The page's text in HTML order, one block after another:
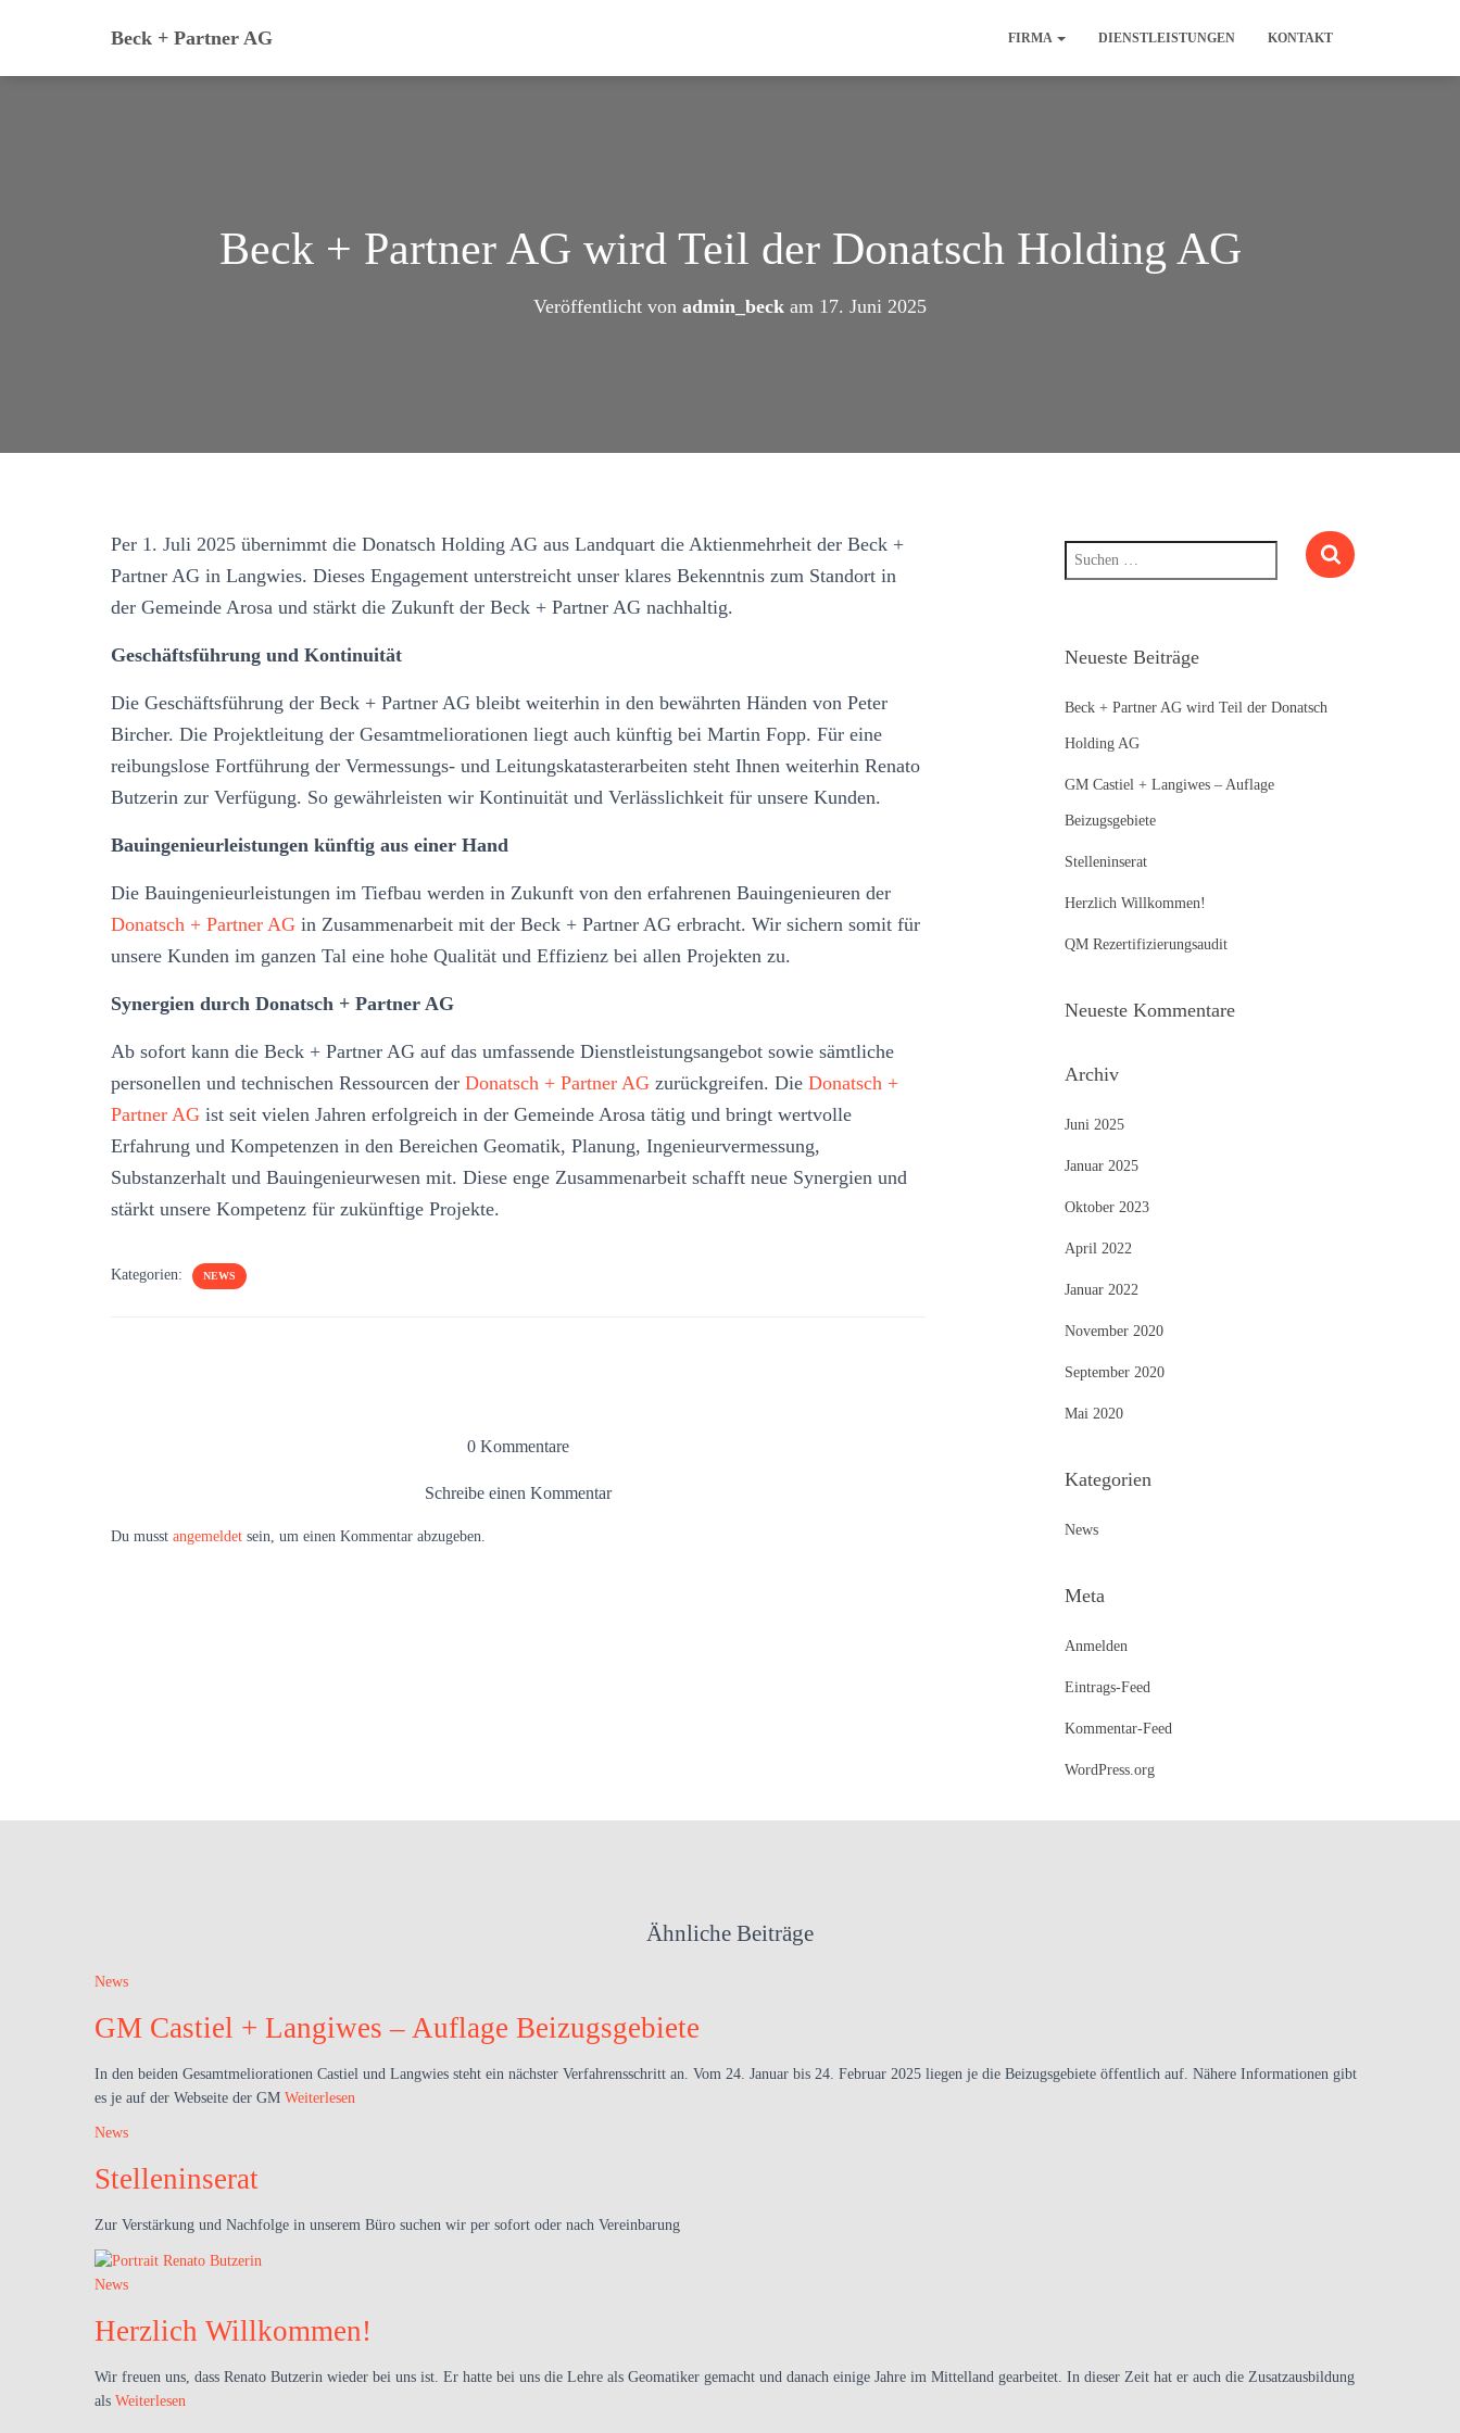
Beck + Partner AG FIRMA DIENSTLEISTUNGEN KONTAKT
Beck + Partner AG wird Teil der Donatsch Holding AG
Veröffentlicht von admin_beck am 17. Juni 2025
Per 1. Juli 2025 übernimmt die Donatsch Holding AG aus Landquart die Aktienmehrheit der Beck +
Partner AG in Langwies. Dieses Engagement unterstreicht unser klares Bekenntnis zum Standort in
der Gemeinde Arosa und stärkt die Zukunft der Beck + Partner AG nachhaltig.
Geschäftsführung und Kontinuität
Die Geschäftsführung der Beck + Partner AG bleibt weiterhin in den bewährten Händen von Peter
Bircher. Die Projektleitung der Gesamtmeliorationen liegt auch künftig bei Martin Fopp. Für eine
reibungslose Fortführung der Vermessungs- und Leitungskatasterarbeiten steht Ihnen weiterhin Renato
Butzerin zur Verfügung. So gewährleisten wir Kontinuität und Verlässlichkeit für unsere Kunden.
Bauingenieurleistungen künftig aus einer Hand
Die Bauingenieurleistungen im Tiefbau werden in Zukunft von den erfahrenen Bauingenieuren der
Donatsch + Partner AG in Zusammenarbeit mit der Beck + Partner AG erbracht. Wir sichern somit für
unsere Kunden im ganzen Tal eine hohe Qualität und Effizienz bei allen Projekten zu.
Synergien durch Donatsch + Partner AG
Ab sofort kann die Beck + Partner AG auf das umfassende Dienstleistungsangebot sowie sämtliche
personellen und technischen Ressourcen der Donatsch + Partner AG zurückgreifen. Die Donatsch +
Partner AG ist seit vielen Jahren erfolgreich in der Gemeinde Arosa tätig und bringt wertvolle
Erfahrung und Kompetenzen in den Bereichen Geomatik, Planung, Ingenieurvermessung,
Substanzerhalt und Bauingenieurwesen mit. Diese enge Zusammenarbeit schafft neue Synergien und
stärkt unsere Kompetenz für zukünftige Projekte.
Kategorien: NEWS
0 Kommentare
Schreibe einen Kommentar
Du musst angemeldet sein, um einen Kommentar abzugeben.
n
c
h
Neueste Beiträge
Beck + Partner AG wird Teil der Donatsch
Holding AG
GM Castiel + Langiwes – Auflage
Beizugsgebiete
Stelleninserat
Herzlich Willkommen!
QM Rezertifizierungsaudit
Neueste Kommentare
Archiv
Juni 2025
Januar 2025
Oktober 2023
April 2022
Januar 2022
November 2020
September 2020
Mai 2020
Kategorien
News
Meta
Anmelden
Eintrags-Feed
Kommentar-Feed
WordPress.org
Ähnliche Beiträge
News
GM Castiel + Langiwes – Auflage Beizugsgebiete
In den beiden Gesamtmeliorationen Castiel und Langwies steht ein nächster Verfahrensschritt an. Vom 24. Januar bis 24. Februar 2025 liegen je die Beizugsgebiete öffentlich auf. Nähere Informationen gibt
es je auf der Webseite der GM Weiterlesen
News
Stelleninserat
Zur Verstärkung und Nachfolge in unserem Büro suchen wir per sofort oder nach Vereinbarung
News
Herzlich Willkommen!
Wir freuen uns, dass Renato Butzerin wieder bei uns ist. Er hatte bei uns die Lehre als Geomatiker gemacht und danach einige Jahre im Mittelland gearbeitet. In dieser Zeit hat er auch die Zusatzausbildung
als Weiterlesen